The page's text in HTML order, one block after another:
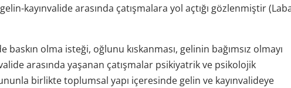
kayınvalide arasında çatışmalara yol açtığı gözlenmiştir
olma isteği, oğlunu kıskanması, gelinin bağımsız olmayı
arasında yaşanan çatışmalar psikiyatrik ve psikolojik
birlikte toplumsal yapı içeresinde gelin ve kayınvalideye